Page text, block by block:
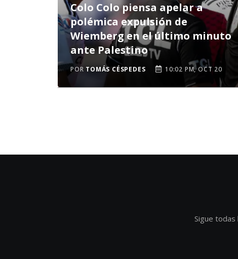
Colo Colo piensa apelar a
polémica expulsión de
Wiemberg en el último minuto
ante Palestino
POR TOMÁS CÉSPEDES 10:02 PM, OCT 20
Sigue